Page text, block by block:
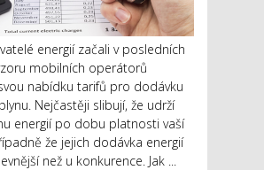
energií začali v posledních
mobilních operátorů
nabídku tarifů pro dodávku
Nejčastěji slibují, že udrží
energií po dobu platnosti vaší
že jejich dodávka energií
než u konkurence. Jak ...